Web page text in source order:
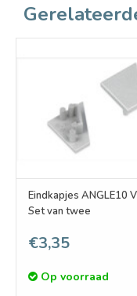
Eindkapjes ANGLE10
Set van twee
€3,35
Op voorraad